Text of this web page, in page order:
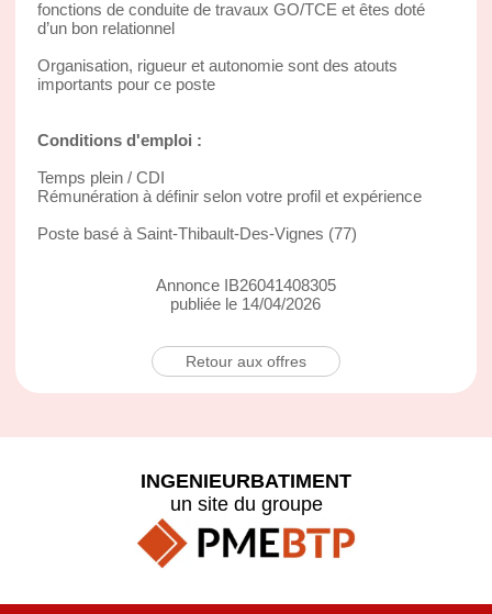
fonctions de conduite de travaux GO/TCE et êtes doté
d’un bon relationnel
Organisation, rigueur et autonomie sont des atouts
importants pour ce poste
Conditions d'emploi :
Temps plein / CDI
Rémunération à définir selon votre profil et expérience
Poste basé à Saint-Thibault-Des-Vignes (77)
Annonce IB26041408305
publiée le 14/04/2026
Retour aux offres
INGENIEURBATIMENT
un site du groupe